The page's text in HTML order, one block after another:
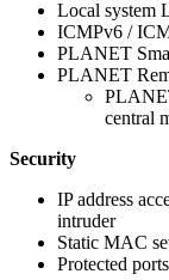
Local system
ICMPv6 /
PLANET
PLANET
central
Security
IP address
intruder
Static MAC
Protected ports